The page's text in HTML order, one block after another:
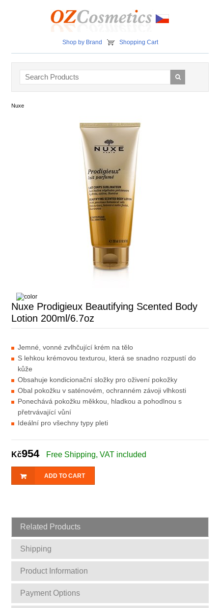
Shop by Brand Shopping Cart
Nuxe
Nuxe Prodigieux Beautifying Scented Body
Lotion 200ml/6.7oz
Jemné, vonné zvlhčující krém na tělo
S lehkou krémovou texturou, která se snadno rozpustí do
kůže
Obsahuje kondicionační složky pro oživení pokožky
Obal pokožku v saténovém, ochranném závoji vlhkosti
Ponechává pokožku měkkou, hladkou a pohodlnou s
přetrvávající vůní
Ideální pro všechny typy pleti
Kč954 Free Shipping, VAT included
ADD TO CART
Related Products
Shipping
Product Information
Payment Options